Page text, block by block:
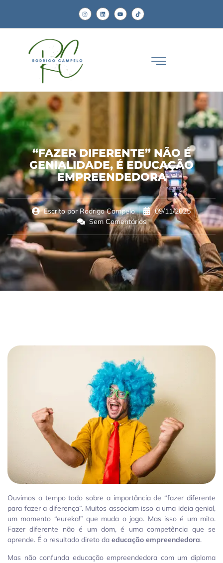
“FAZER DIFERENTE” NÃO É
GENIALIDADE, É EDUCAÇÃO
EMPREENDEDORA
Escrito por Rodrigo Campelo
09/11/2025
Sem Comentários
Ouvimos o tempo todo sobre a importância de “fazer diferente
para fazer a diferença”. Muitos associam isso a uma ideia genial,
um momento “eureka!” que muda o jogo. Mas isso é um mito.
Fazer diferente não é um dom, é uma competência que se
aprende. É o resultado direto da educação empreendedora.
Mas não confunda educação empreendedora com um diploma